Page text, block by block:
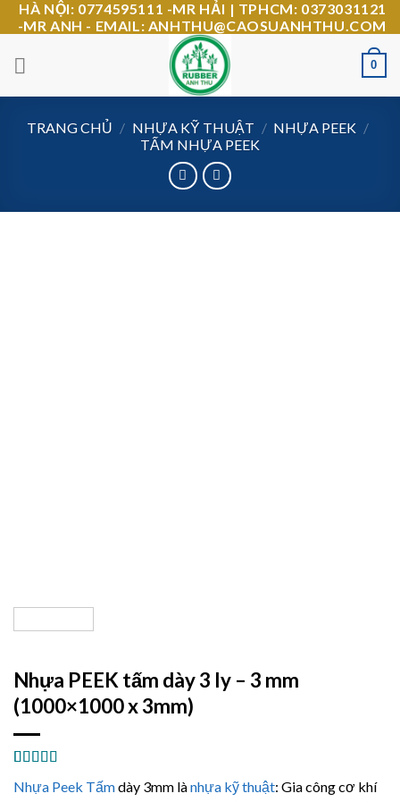
Skip
to
content
HÀ NỘI: 0774595111 -MR HẢI | TPHCM: 0373031121
-MR ANH - EMAIL: ANHTHU@CAOSUANHTHU.COM
0
TRANG CHỦ / NHỰA KỸ THUẬT / NHỰA PEEK /
TẤM NHỰA PEEK
Nhựa PEEK tấm dày 3 ly – 3 mm
(1000×1000 x 3mm)
dựa trên
Nhựa Peek Tấmdày 3mm lànhựa kỹ thuật: Gia công cơ khí